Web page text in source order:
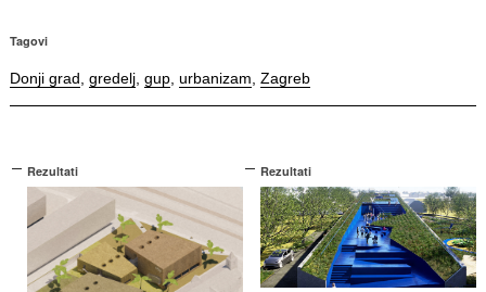
Tagovi
Donji grad gredelj, gup, urbanizam Zagreb
Rezultati Rezultati